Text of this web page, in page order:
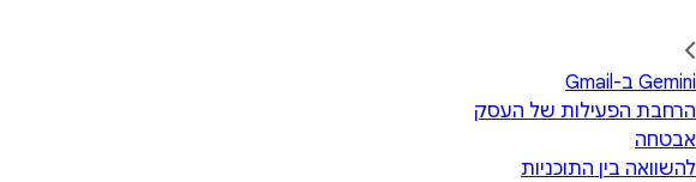
‫Gemini ב-Gmail
הרחבת הפעילות של העסק
אבטחה
להשוואה בין התוכניות